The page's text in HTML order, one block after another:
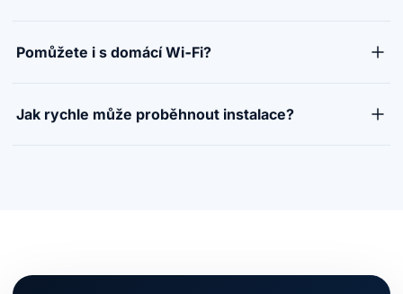
optického připojení. Změny probíhají postupně
Pomůžete i s domácí Wi‑Fi?
při instalaci umíme řešit také vhodné umístění
Jak rychle může proběhnout instalace?